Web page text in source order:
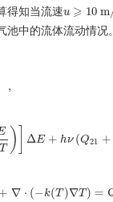
得知当流速u ⩾ 10 m
u⩾10m /s
池中的流体流动情
,
T ) ΔE + hν (Q21 +
k B )]ΔE +h ν(Q 21+Q 31
∇ ⋅ (− k(T)∇T) =
T+∇ ⋅ (−k(T)∇T) = Q,